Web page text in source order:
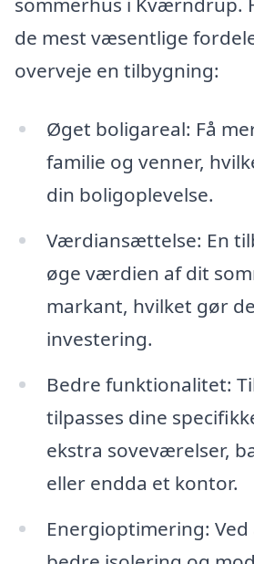
de mest væsentlige
overveje en tilbygning:
Øget boligareal: Få
familie og venner,
din boligoplevelse.
Værdiansættelse: En
øge værdien af dit
markant, hvilket gør
investering.
Bedre funktionalitet:
tilpasses dine
ekstra soveværelser,
eller endda et kontor.
Energioptimering: